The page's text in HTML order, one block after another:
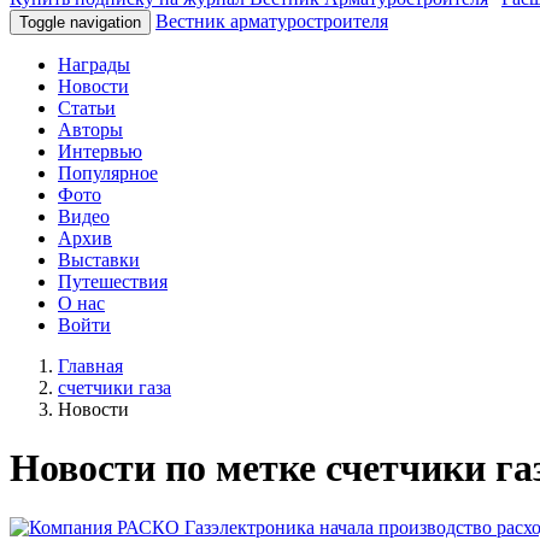
Toggle navigation Вестник арматуростроителя
Награды
Новости
Статьи
Авторы
Интервью
Популярное
Фото
Видео
Архив
Выставки
Путешествия
О нас
Войти
Главная
счетчики газа
Новости
Новости по метке счетчики